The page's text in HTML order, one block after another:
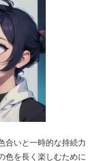
合いと一時的な持続力
色を長く楽しむために